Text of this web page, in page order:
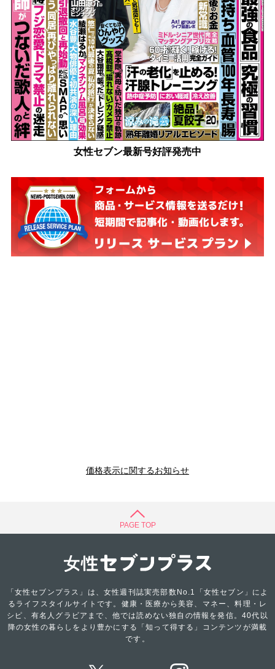
女性セブン最新号好評発売中
価格表示に関するお知らせ
PAGE TOP
「女性セブンプラス」は、女性週刊誌実売部数No.1「女性セブン」によ
るライフスタイルサイトです。健康・医療から美容、マネー、料理・レ
シピ、有名人グラビアまで、他では読めない独自の情報を発信。40代以
降の女性の暮らしをより豊かにする「知って得する」コンテンツが満載
です。